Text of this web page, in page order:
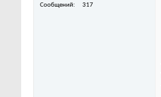
Сообщений
317